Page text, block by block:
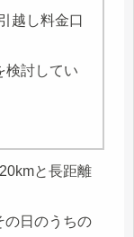
越し料金口
検討してい
と長距離
の日のうちの